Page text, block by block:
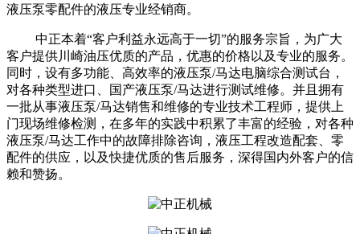
液压泵零配件的液压专业经销商。
中正本着“客户利益永远高于一切”的服务宗旨，为广大
客户提供川崎油压优质的产品，优惠的价格以及专业的服务。
同时，设有多功能、高效率的液压泵/马达电脑综合测试台，
对各种类型进口、国产液压泵/马达进行测试维修。并且拥有
一批从事液压泵/马达销售和维修的专业技术工程师，提供上
门现场维修检测，在多年的实践中积累了丰富的经验，对各种
液压泵/马达工作中的故障排除咨询，液压工程改造配套、零
配件的供应，以及快捷优质的售后服务，深得国内外客户的信
赖和赞扬。